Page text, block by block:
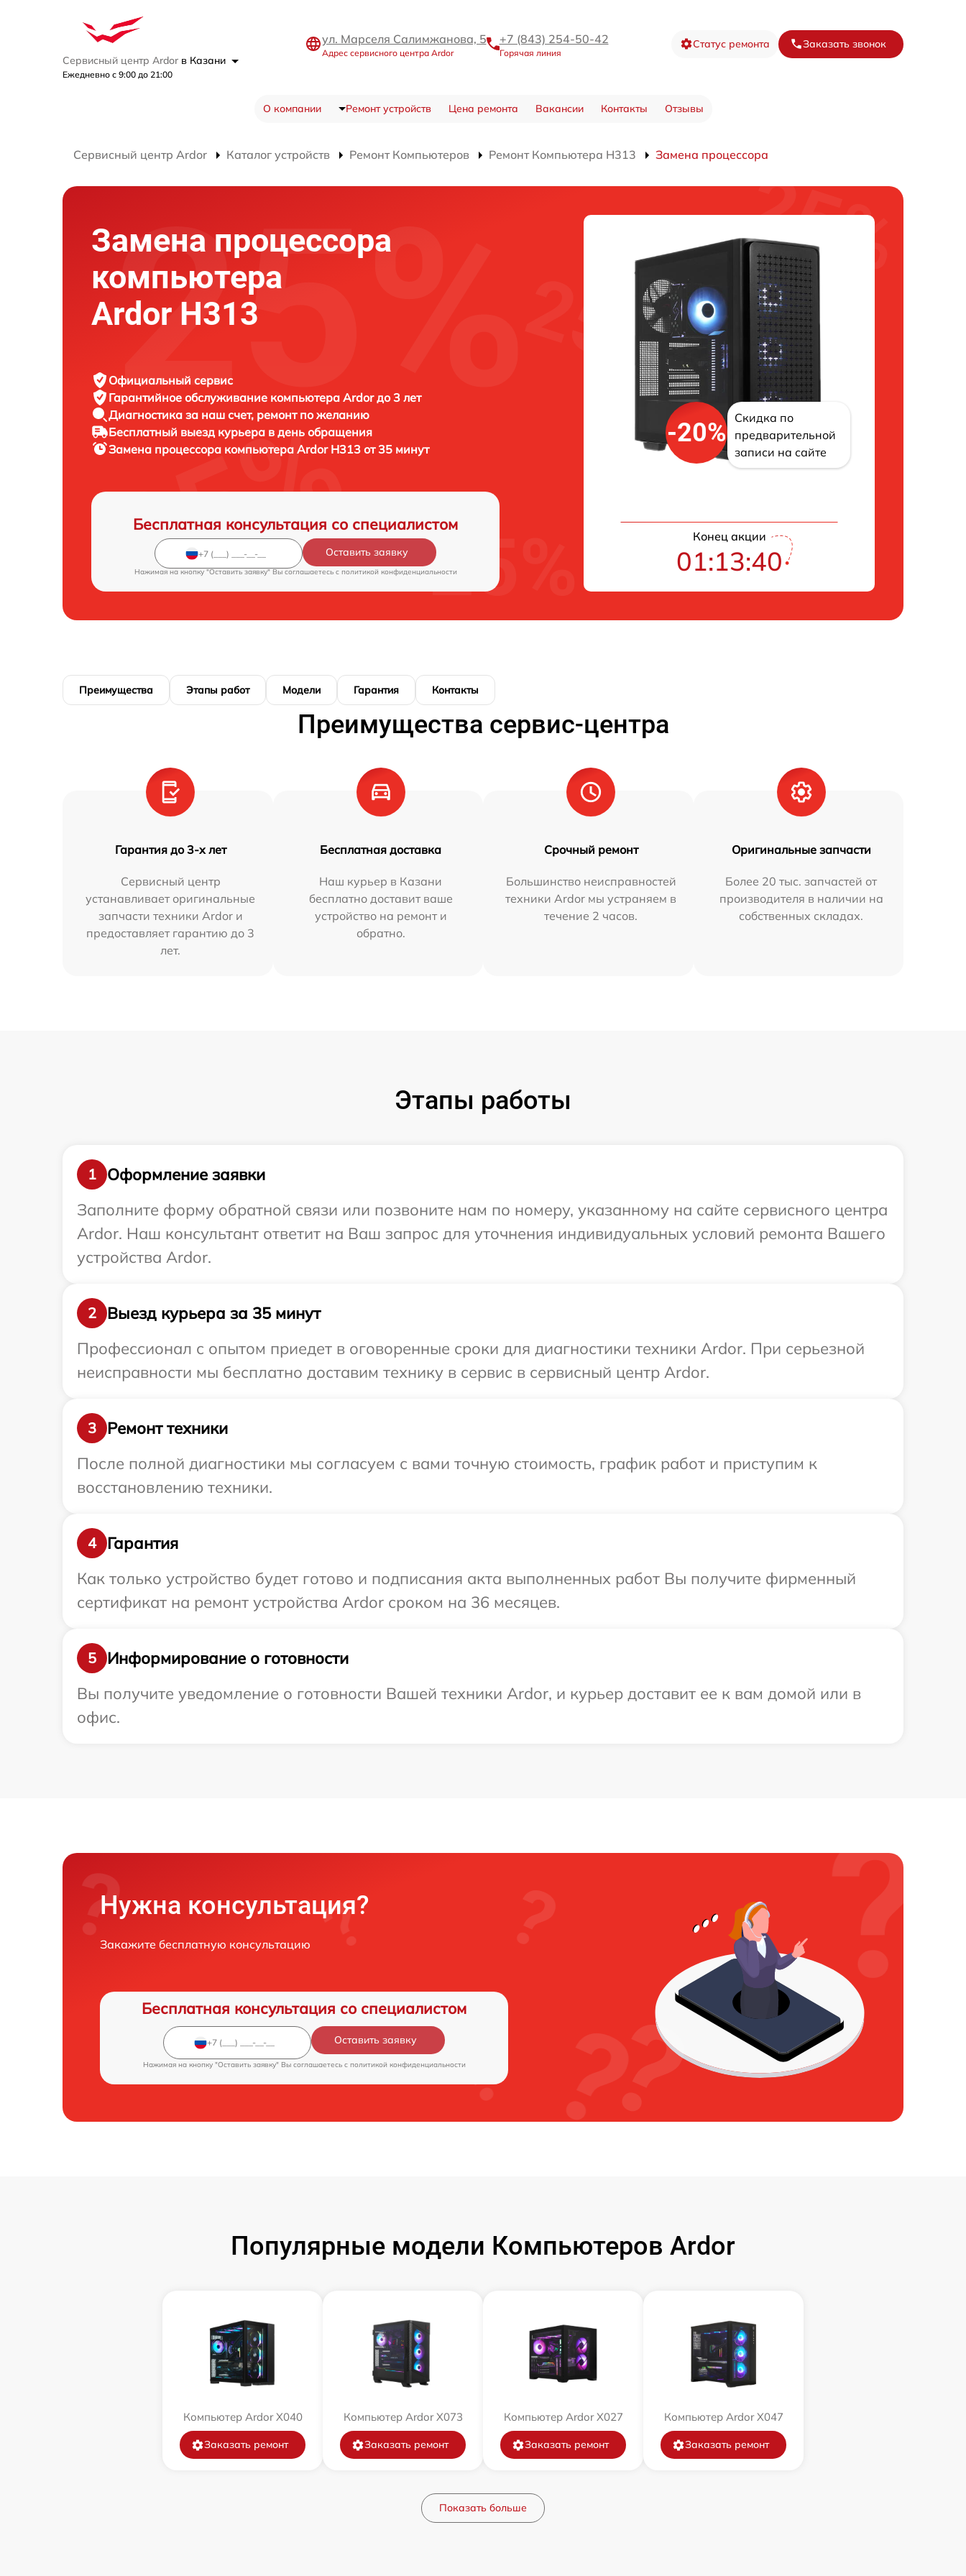
Сервисный центр Ardor в Казани
Ежедневно с 9:00 до 21:00
ул. Марселя Салимжанова, 5
Адрес сервисного центра Ardor
+7 (843) 254-50-42
Горячая линия
Статус ремонта Заказать звонок
О компании Ремонт устройств Цена ремонта Вакансии Контакты Отзывы
Сервисный центр Ardor Каталог устройств Ремонт Компьютеров Ремонт Компьютера H313 Замена процессора
Замена процессора
компьютера
Ardor H313
Официальный сервис
Гарантийное обслуживание компьютера Ardor до 3 лет
Диагностика за наш счет, ремонт по желанию
Бесплатный выезд курьера в день обращения
Замена процессора компьютера Ardor H313 от 35 минут
Бесплатная консультация со специалистом
Оставить заявку
Нажимая на кнопку "Оставить заявку" Вы соглашаетесь c политикой конфиденциальности
-20%
Скидка по
предварительной
записи на сайте
Конец акции
01:13:40
Преимущества Этапы работ Модели Гарантия Контакты
Преимущества сервис-центра
Гарантия до 3-х лет
Сервисный центр
устанавливает оригинальные
запчасти техники Ardor и
предоставляет гарантию до 3
лет.
Бесплатная доставка
Наш курьер в Казани
бесплатно доставит ваше
устройство на ремонт и
обратно.
Срочный ремонт
Большинство неисправностей
техники Ardor мы устраняем в
течение 2 часов.
Оригинальные запчасти
Более 20 тыс. запчастей от
производителя в наличии на
собственных складах.
Этапы работы
1
Оформление заявки
Заполните форму обратной связи или позвоните нам по номеру, указанному на сайте сервисного центра
Ardor. Наш консультант ответит на Ваш запрос для уточнения индивидуальных условий ремонта Вашего
устройства Ardor.
2
Выезд курьера за 35 минут
Профессионал с опытом приедет в оговоренные сроки для диагностики техники Ardor. При серьезной
неисправности мы бесплатно доставим технику в сервис в сервисный центр Ardor.
3
Ремонт техники
После полной диагностики мы согласуем с вами точную стоимость, график работ и приступим к
восстановлению техники.
4
Гарантия
Как только устройство будет готово и подписания акта выполненных работ Вы получите фирменный
сертификат на ремонт устройства Ardor сроком на 36 месяцев.
5
Информирование о готовности
Вы получите уведомление о готовности Вашей техники Ardor, и курьер доставит ее к вам домой или в
офис.
Нужна консультация?
Закажите бесплатную консультацию
Бесплатная консультация со специалистом
Оставить заявку
Нажимая на кнопку "Оставить заявку" Вы соглашаетесь c политикой конфиденциальности
Популярные модели Компьютеров Ardor
Компьютер Ardor X040
Заказать ремонт
Компьютер Ardor X073
Заказать ремонт
Компьютер Ardor X027
Заказать ремонт
Компьютер Ardor X047
Заказать ремонт
Показать больше